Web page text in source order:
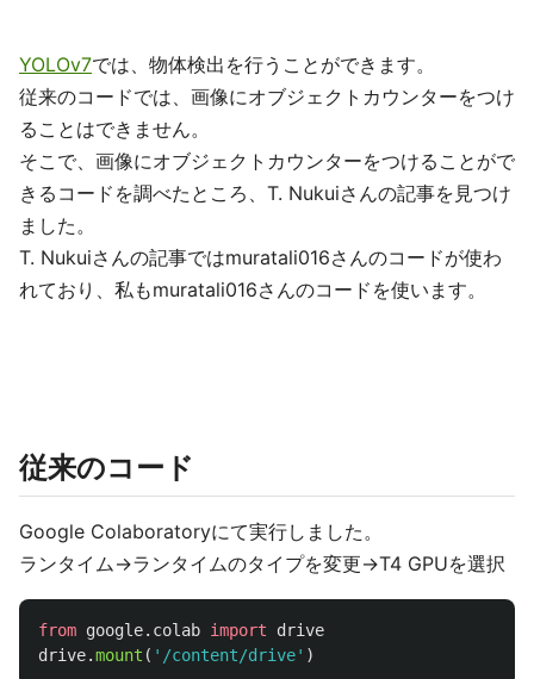
YOLOv7では、物体検出を行うことができます。
従来のコードでは、画像にオブジェクトカウンターをつけ
ることはできません。
そこで、画像にオブジェクトカウンターをつけることがで
きるコードを調べたところ、T. Nukuiさんの記事を見つけ
ました。
T. Nukuiさんの記事ではmuratali016さんのコードが使わ
れており、私もmuratali016さんのコードを使います。
従来のコード
Google Colaboratoryにて実行しました。
ランタイム->ランタイムのタイプを変更->T4 GPUを選択
from google.colab import
drive
drive.mount ( ' /content/drive' )